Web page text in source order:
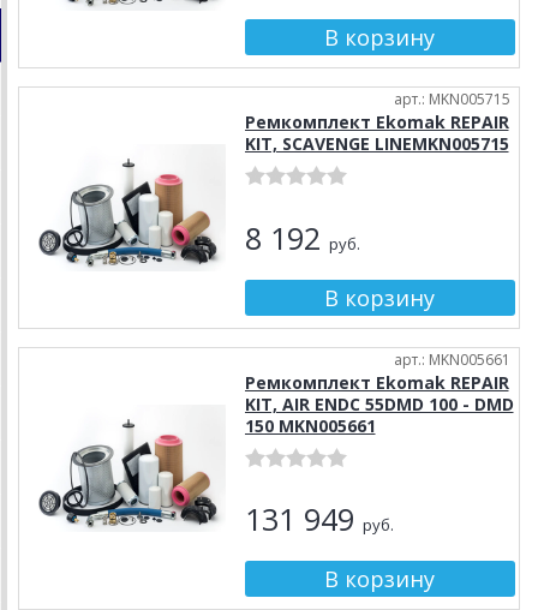
арт.: MKN005715
Ремкомплект Ekomak REPAIR
KIT, SCAVENGE LINEMKN005715
8 192 руб.
арт.: MKN005661
Ремкомплект Ekomak REPAIR
KIT, AIR ENDC 55DMD 100 - DMD
150 MKN005661
131 949 руб.